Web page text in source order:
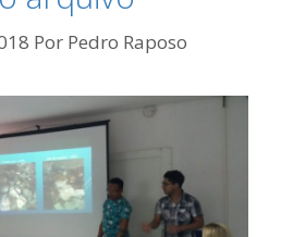
Por Pedro Raposo